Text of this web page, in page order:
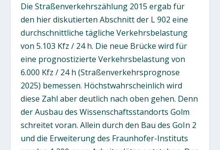
Die Straßenverkehrszählung 2015 ergab für
den hier diskutierten Abschnitt der L 902 eine
durchschnittliche tägliche Verkehrsbelastung
von 5.103 Kfz / 24 h. Die neue Brücke wird für
eine prognostizierte Verkehrsbelastung von
6.000 Kfz / 24 h (Straßenverkehrsprognose
2025) bemessen. Höchstwahrscheinlich wird
diese Zahl aber deutlich nach oben gehen. Denn
der Ausbau des Wissenschaftsstandorts Golm
schreitet voran. Allein durch den Bau des GoIn 2
und die Erweiterung des Fraunhofer-Instituts